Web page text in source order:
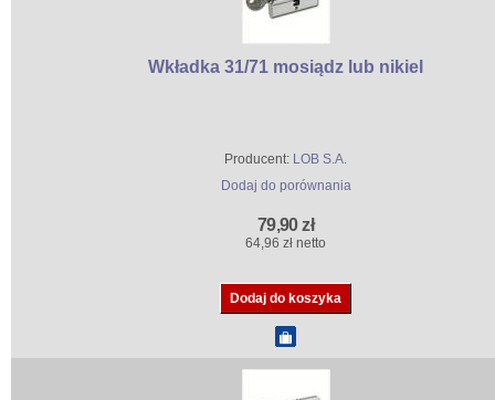
Wkładka 31/71 mosiądz lub nikiel
Producent: LOB S.A.
Dodaj do porównania
79,90 zł
64,96 zł netto